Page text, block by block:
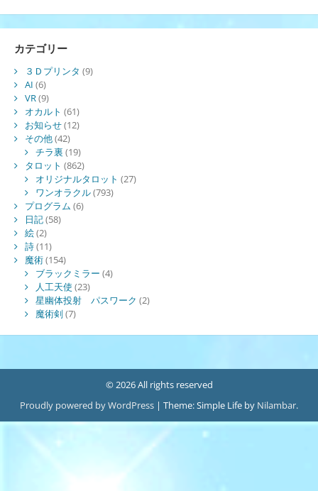
カテゴリー
３Ｄプリンタ (9)
AI (6)
VR(9)
オカルト (61)
お知らせ(12)
その他(42)
チラ裏 (19)
タロット (862)
オリジナルタロット (27)
ワンオラクル(793)
プログラム (6)
日記(58)
絵(2)
詩(11)
魔術(154)
ブラックミラー (4)
人工天使 (23)
星幽体投射 パスワーク (2)
魔術剣(7)
© 2026 All rights reserved
Proudly powered by WordPress | Theme: Simple Life by Nilambar.